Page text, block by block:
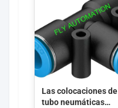
seguridad
de los
sistemas
de
seguridad
de los
Las colocaciones de
tubo neumáticas